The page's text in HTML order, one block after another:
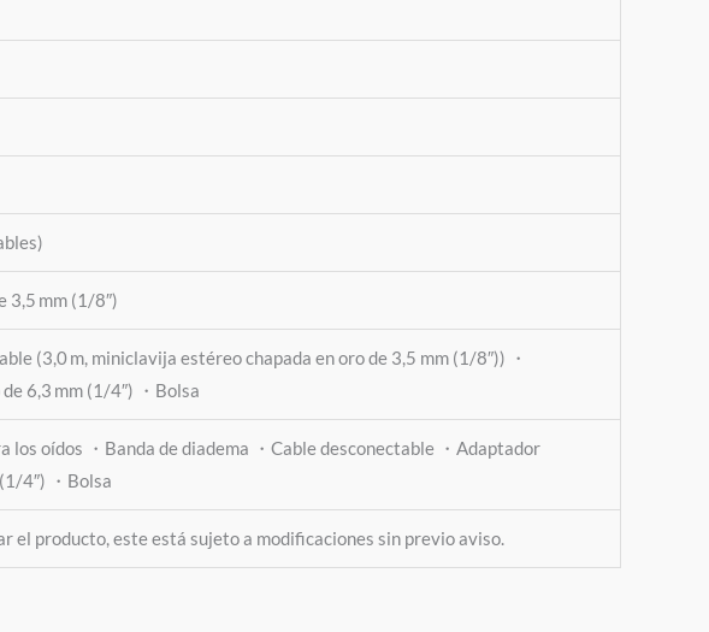
3,5 mm (1/8″)
(3,0 m, miniclavija estéreo chapada en oro de 3,5 mm (1/8″)) ・
6,3 mm (1/4″) ・Bolsa
los oídos ・Banda de diadema ・Cable desconectable ・Adaptador
4″) ・Bolsa
el producto, este está sujeto a modificaciones sin previo aviso.